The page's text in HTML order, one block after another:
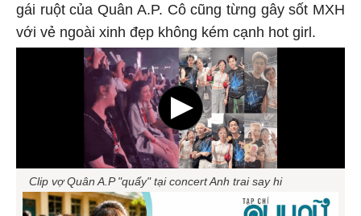
gái ruột của Quân A.P. Cô cũng từng gây sốt MXH
với vẻ ngoài xinh đẹp không kém cạnh hot girl.
Clip vợ Quân A.P "quẩy" tại concertAnh trai say hi